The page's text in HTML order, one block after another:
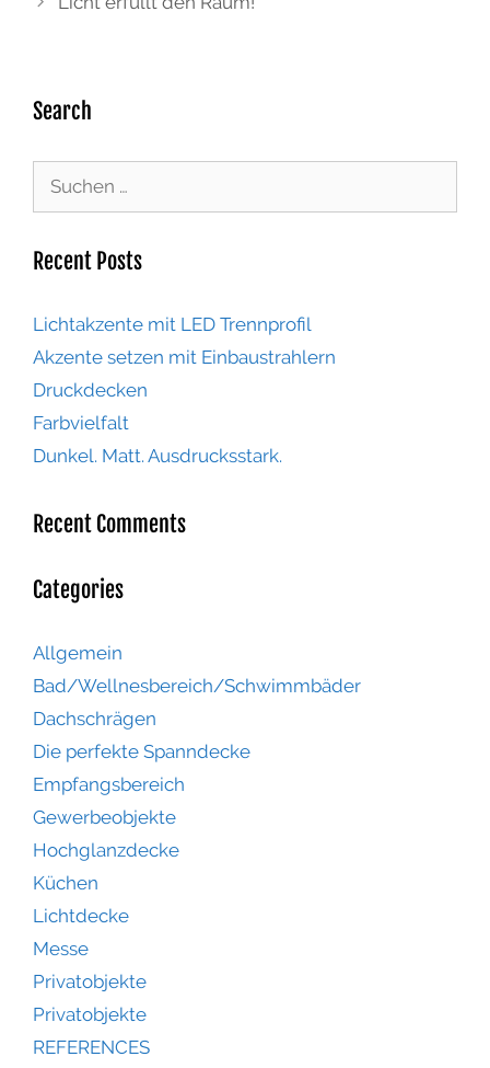
Search
Recent Posts
Lichtakzente mit LED Trennprofil
Akzente setzen mit Einbaustrahlern
Druckdecken
Farbvielfalt
Dunkel. Matt. Ausdrucksstark.
Recent Comments
Categories
Allgemein
Bad/Wellnesbereich/Schwimmbäder
Dachschrägen
Die perfekte Spanndecke
Empfangsbereich
Gewerbeobjekte
Hochglanzdecke
Küchen
Lichtdecke
Messe
Privatobjekte
Privatobjekte
REFERENCES